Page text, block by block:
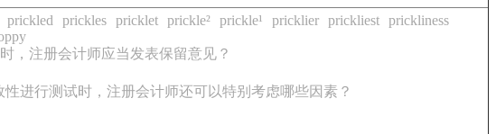
prickled prickles pricklet prickle² prickle¹ pricklier prickliest prickliness
，注册会计师应当发表保留意见？
进行测试时，注册会计师还可以特别考虑哪些因素？